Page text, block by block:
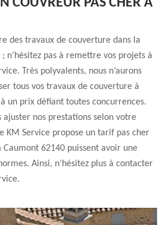
COUVREUR PAS CHER À
des travaux de couverture dans la
n’hésitez pas à remettre vos projets à
Très polyvalents, nous n’aurons
tous vos travaux de couverture à
un prix défiant toutes concurrences.
ajuster nos prestations selon votre
KM Service propose un tarif pas cher
62140 puissent avoir une
Ainsi, n’hésitez plus à contacter